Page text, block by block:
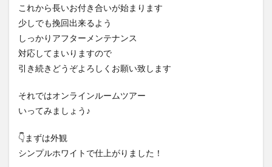
これから長いお付き合いが始まります
少しでも挽回出来るよう
しっかりアフターメンテナンス
対応してまいりますので
引き続きどうぞよろしくお願い致します
それではオンラインルームツアー
いってみましょう♪
👇️まずは外観
シンプルホワイトで仕上がりました！